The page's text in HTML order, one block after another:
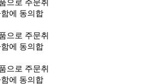
으로 주문취
에 동의합
으로 주문취
에 동의합
으로 주문취
에 동의합